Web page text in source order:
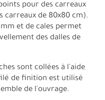
pour des carreaux
carreaux de 80x80 cm).
et de cales permet
des dalles de
sont collées à l'aide
de finition est utilisé
de l'ouvrage.